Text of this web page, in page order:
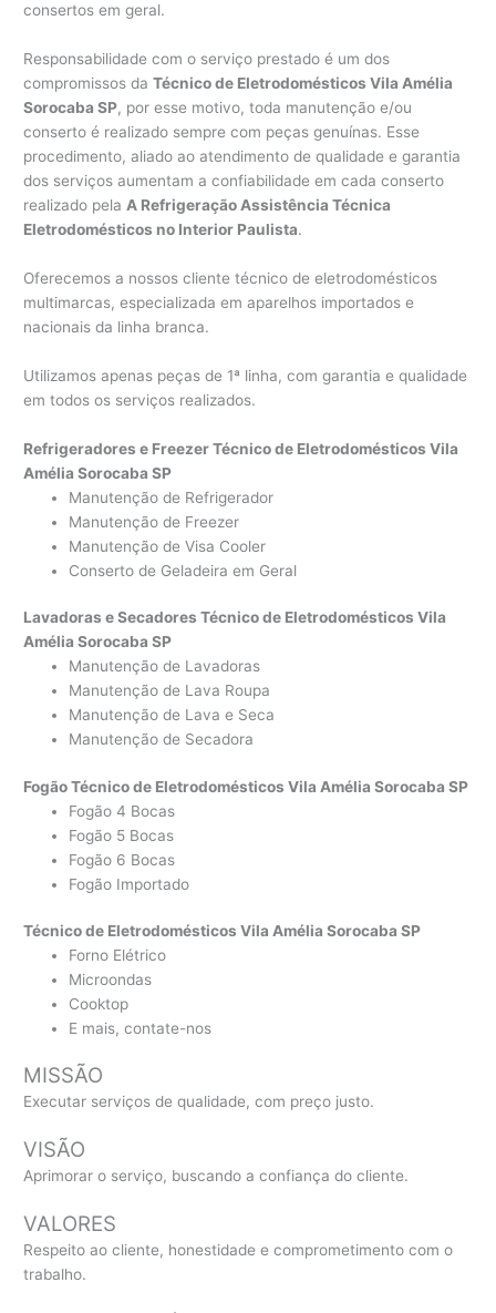
consertos em geral.
Responsabilidade com o serviço prestado é um dos
compromissos daTécnico de Eletrodomésticos Vila Amélia
Sorocaba SP, por esse motivo, toda manutenção e/ou
conserto é realizado sempre com peças genuínas. Esse
procedimento, aliado ao atendimento de qualidade e garantia
dos serviços aumentam a confiabilidade em cada conserto
realizado pela A Refrigeração Assistência Técnica
Eletrodomésticos no Interior Paulista.
Oferecemos a nossos cliente técnico de eletrodomésticos
multimarcas, especializada em aparelhos importados e
nacionais da linha branca.
Utilizamos apenas peças de 1ª linha, com garantia e qualidade
em todos os serviços realizados.
Refrigeradores e Freezer Técnico de Eletrodomésticos Vila
Amélia Sorocaba SP
Manutenção de Refrigerador
Manutenção de Freezer
Manutenção de Visa Cooler
Conserto de Geladeira em Geral
Lavadoras e Secadores Técnico de Eletrodomésticos Vila
Amélia Sorocaba SP
Manutenção de Lavadoras
Manutenção de Lava Roupa
Manutenção de Lava e Seca
Manutenção de Secadora
Fogão Técnico de Eletrodomésticos Vila Amélia Sorocaba SP
Fogão 4 Bocas
Fogão 5 Bocas
Fogão 6 Bocas
Fogão Importado
Técnico de Eletrodomésticos Vila Amélia Sorocaba SP
Forno Elétrico
Microondas
Cooktop
E mais, contate-nos
MISSÃO
Executar serviços de qualidade, com preço justo.
VISÃO
Aprimorar o serviço, buscando a confiança do cliente.
VALORES
Respeito ao cliente, honestidade e comprometimento com o
trabalho.